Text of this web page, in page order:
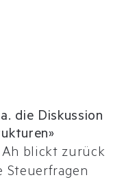
die Diskussion
blickt zurück
Steuerfragen